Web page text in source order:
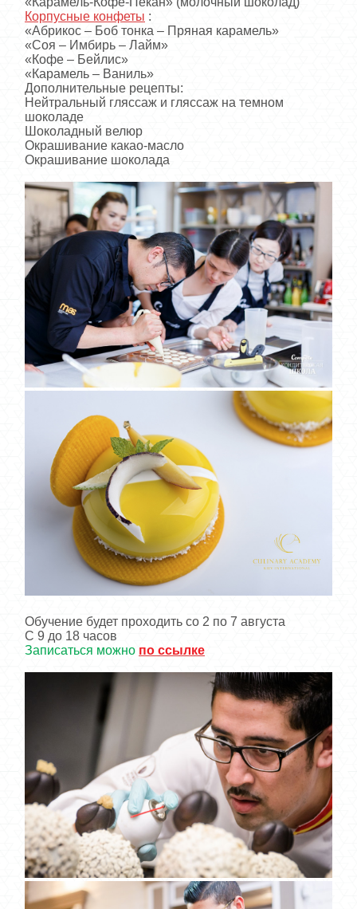
Корпусные конфеты :
«Абрикос – Боб тонка – Пряная карамель»
«Соя – Имбирь – Лайм»
«Кофе – Бейлис»
«Карамель – Ваниль»
Дополнительные рецепты:
Нейтральный гляссаж и гляссаж на темном
шоколаде
Шоколадный велюр
Окрашивание какао-масло
Окрашивание шоколада
Обучение будет проходить со 2 по 7 августа
С 9 до 18 часов
Записаться можно по ссылке